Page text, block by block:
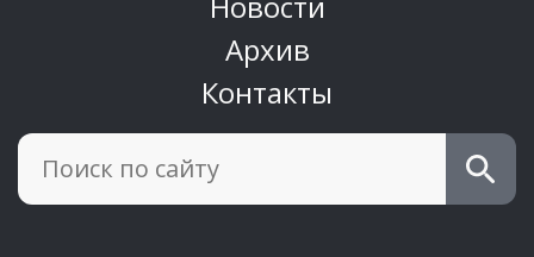
Архив
Контакты